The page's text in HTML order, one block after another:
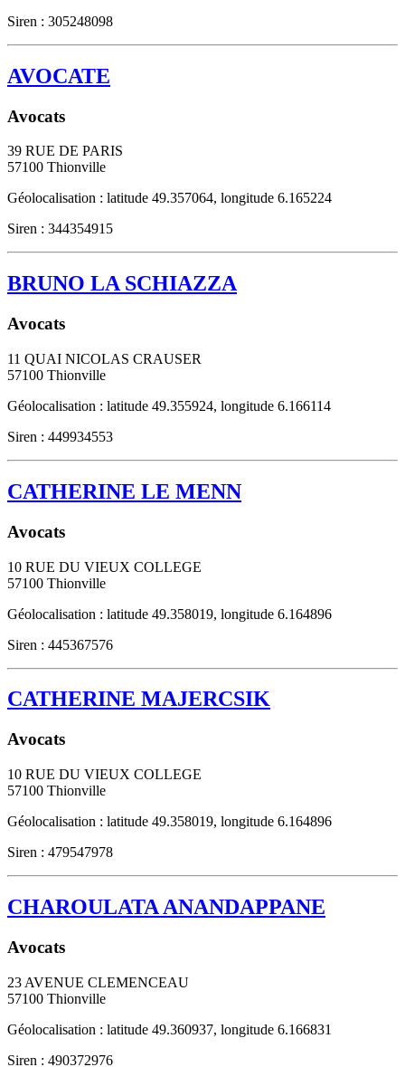
Siren : 305248098
AVOCATE
Avocats
39 RUE DE PARIS
57100 Thionville
Géolocalisation : latitude 49.357064, longitude 6.165224
Siren : 344354915
BRUNO LA SCHIAZZA
Avocats
11 QUAI NICOLAS CRAUSER
57100 Thionville
Géolocalisation : latitude 49.355924, longitude 6.166114
Siren : 449934553
CATHERINE LE MENN
Avocats
10 RUE DU VIEUX COLLEGE
57100 Thionville
Géolocalisation : latitude 49.358019, longitude 6.164896
Siren : 445367576
CATHERINE MAJERCSIK
Avocats
10 RUE DU VIEUX COLLEGE
57100 Thionville
Géolocalisation : latitude 49.358019, longitude 6.164896
Siren : 479547978
CHAROULATA ANANDAPPANE
Avocats
23 AVENUE CLEMENCEAU
57100 Thionville
Géolocalisation : latitude 49.360937, longitude 6.166831
Siren : 490372976